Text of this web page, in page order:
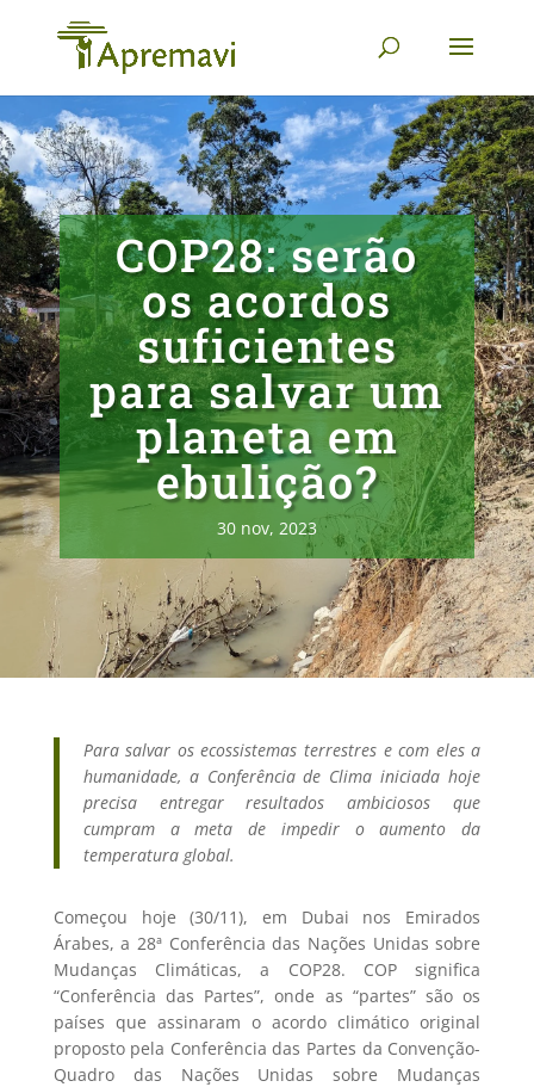
COP28: serão
os acordos
suficientes
para salvar um
planeta em
ebulição?
30 nov, 2023
Para salvar os ecossistemas terrestres e com eles a
humanidade, a Conferência de Clima iniciada hoje
precisa entregar resultados ambiciosos que
cumpram a meta de impedir o aumento da
temperatura global.
Começou hoje (30/11), em Dubai nos Emirados
Árabes, a 28ª Conferência das Nações Unidas sobre
Mudanças Climáticas, a COP28. COP significa
“Conferência das Partes”, onde as “partes” são os
países que assinaram o acordo climático original
proposto pela Conferência das Partes da Convenção-
Quadro das Nações Unidas sobre Mudanças